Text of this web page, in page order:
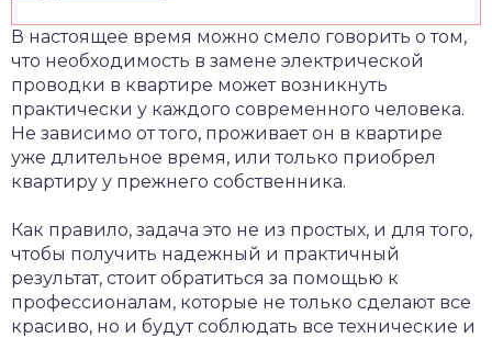
В настоящее время можно смело говорить о том,
что необходимость в замене электрической
проводки в квартире может возникнуть
практически у каждого современного человека.
Не зависимо от того, проживает он в квартире
уже длительное время, или только приобрел
квартиру у прежнего собственника.
Как правило, задача это не из простых, и для того,
чтобы получить надежный и практичный
результат, стоит обратиться за помощью к
профессионалам, которые не только сделают все
красиво, но и будут соблюдать все технические и